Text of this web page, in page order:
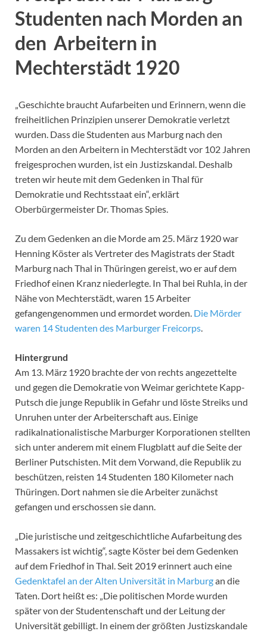
Studenten nach Morden an
den Arbeitern in
Mechterstädt 1920
„Geschichte braucht Aufarbeiten und Erinnern, wenn die
freiheitlichen Prinzipien unserer Demokratie verletzt
wurden. Dass die Studenten aus Marburg nach den
Morden an den Arbeitern in Mechterstädt vor 102 Jahren
freigesprochen wurden, ist ein Justizskandal. Deshalb
treten wir heute mit dem Gedenken in Thal für
Demokratie und Rechtsstaat ein“, erklärt
Oberbürgermeister Dr. Thomas Spies.
Zu dem Gedenken an die Morde am 25. März 1920 war
Henning Köster als Vertreter des Magistrats der Stadt
Marburg nach Thal in Thüringen gereist, wo er auf dem
Friedhof einen Kranz niederlegte. In Thal bei Ruhla, in der
Nähe von Mechterstädt, waren 15 Arbeiter
gefangengenommen und ermordet worden. Die Mörder
waren 14 Studenten des Marburger Freicorps.
Hintergrund
Am 13. März 1920 brachte der von rechts angezettelte
und gegen die Demokratie von Weimar gerichtete Kapp-
Putsch die junge Republik in Gefahr und löste Streiks und
Unruhen unter der Arbeiterschaft aus. Einige
radikalnationalistische Marburger Korporationen stellten
sich unter anderem mit einem Flugblatt auf die Seite der
Berliner Putschisten. Mit dem Vorwand, die Republik zu
beschützen, reisten 14 Studenten 180 Kilometer nach
Thüringen. Dort nahmen sie die Arbeiter zunächst
gefangen und erschossen sie dann.
„Die juristische und zeitgeschichtliche Aufarbeitung des
Massakers ist wichtig“, sagte Köster bei dem Gedenken
auf dem Friedhof in Thal. Seit 2019 erinnert auch eine
Gedenktafel an der Alten Universität in Marburgan die
Taten. Dort heißt es: „Die politischen Morde wurden
später von der Studentenschaft und der Leitung der
Universität gebilligt. In einem der größten Justizskandale